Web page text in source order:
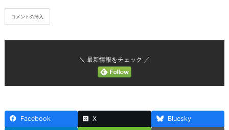
＼ 最新情報をチェック ／
Facebook X Bluesky